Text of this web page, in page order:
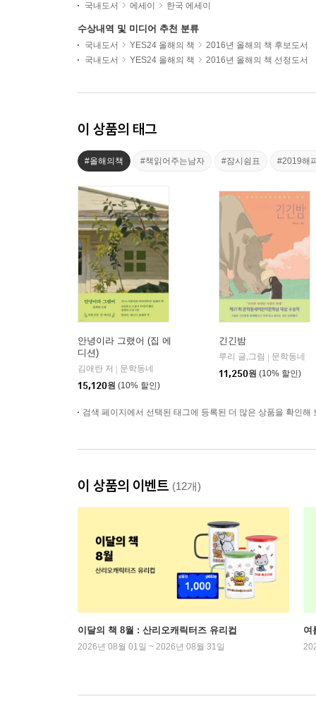
국내도서
에세이 한국 에세이
수상내역 및 미디어 추천 분류
국내도서 YES24 올해의 책
2016년 올해의 책 후보도서
국내도서
YES24 올해의 책 2016년 올해의 책 선정도서
이 상품의 태그
#올해의책 #책읽어주는남자 #잠시쉼표 #2019해
안녕이라 그랬어 (집 에
디션)
김애란 저
문학동네
15,120원 (10% 할인)
긴긴밤
루리 글,그림
문학동네
11,250원 (10% 할인)
검색 페이지에서 선택된 태그에 등록된 더 많은 상품을 확인해
이 상품의 이벤트 (12개)
이달의 책 8월 : 산리오캐릭터즈 유리컵
2026년 08월 01일 ~ 2026년 08월 31일
여